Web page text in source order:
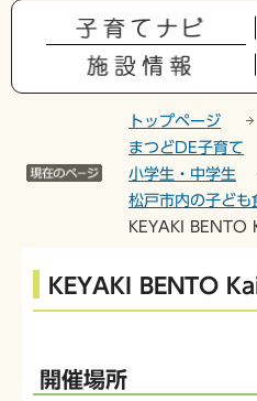
トップページ
まつどDE子育て
小学生・中学生
松戸市内の子ども
KEYAKI BENTO
本
か
ら
KEYAKI BENTO
開催場所